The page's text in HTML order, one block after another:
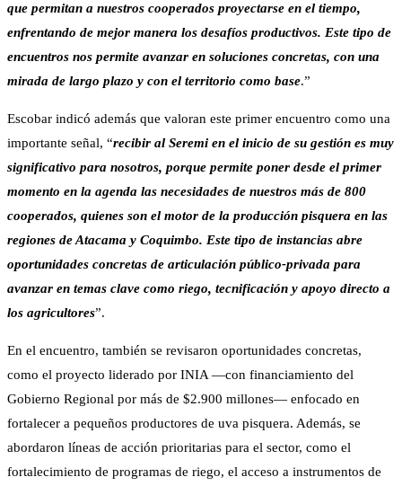
que permitan a nuestros cooperados proyectarse en el tiempo,
enfrentando de mejor manera los desafíos productivos. Este tipo de
encuentros nos permite avanzar en soluciones concretas, con una
mirada de largo plazo y con el territorio como base.”
Escobar indicó además que valoran este primer encuentro como una
importante señal, “recibir al Seremi en el inicio de su gestión es muy
significativo para nosotros, porque permite poner desde el primer
momento en la agenda las necesidades de nuestros más de 800
cooperados, quienes son el motor de la producción pisquera en las
regiones de Atacama y Coquimbo. Este tipo de instancias abre
oportunidades concretas de articulación público-privada para
avanzar en temas clave como riego, tecnificación y apoyo directo a
los agricultores”.
En el encuentro, también se revisaron oportunidades concretas,
como el proyecto liderado por INIA —con financiamiento del
Gobierno Regional por más de $2.900 millones— enfocado en
fortalecer a pequeños productores de uva pisquera. Además, se
abordaron líneas de acción prioritarias para el sector, como el
fortalecimiento de programas de riego, el acceso a instrumentos de